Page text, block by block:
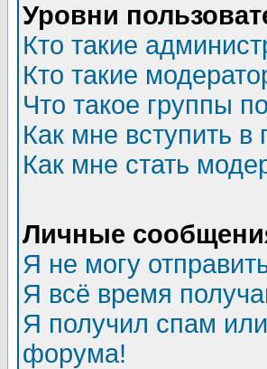
Уровни
Кто такие
Кто такие
Что такое группы
Как мне вступить в
Как мне стать
Личные
Я не могу
Я всё время
Я получил спам или
форума!